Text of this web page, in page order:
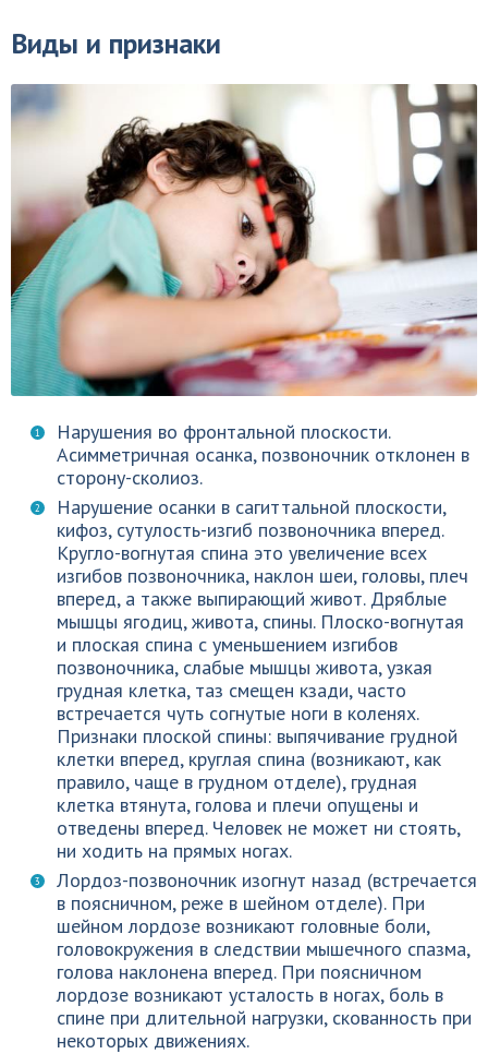
Виды и признаки
Нарушения во фронтальной плоскости.
Асимметричная осанка, позвоночник отклонен в
сторону-сколиоз.
Нарушение осанки в сагиттальной плоскости,
кифоз, сутулость-изгиб позвоночника вперед.
Кругло-вогнутая спина это увеличение всех
изгибов позвоночника, наклон шеи, головы, плеч
вперед, а также выпирающий живот. Дряблые
мышцы ягодиц, живота, спины. Плоско-вогнутая
и плоская спина с уменьшением изгибов
позвоночника, слабые мышцы живота, узкая
грудная клетка, таз смещен кзади, часто
встречается чуть согнутые ноги в коленях.
Признаки плоской спины: выпячивание грудной
клетки вперед, круглая спина (возникают, как
правило, чаще в грудном отделе), грудная
клетка втянута, голова и плечи опущены и
отведены вперед. Человек не может ни стоять,
ни ходить на прямых ногах.
Лордоз-позвоночник изогнут назад (встречается
в поясничном, реже в шейном отделе). При
шейном лордозе возникают головные боли,
головокружения в следствии мышечного спазма,
голова наклонена вперед. При поясничном
лордозе возникают усталость в ногах, боль в
спине при длительной нагрузки, скованность при
некоторых движениях.